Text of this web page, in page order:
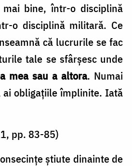
bine, într-o disciplină
o disciplină militară. Ce
că lucrurile se fac
tale se sfârşesc unde
mea sau a altora. Numai
obligaţiile împlinite. Iată
pp. 83-85)
știute dinainte de